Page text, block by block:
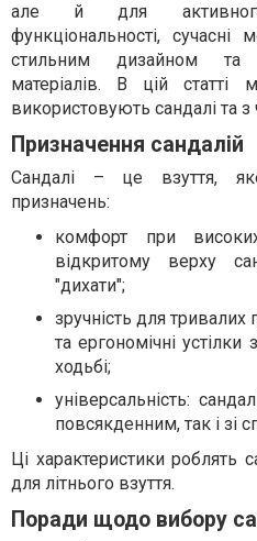
але й для
функціональності, сучасні
стильним дизайном та
матеріалів. В цій
використовують сандалі та
Призначення сандалій
Сандалі – це взуття,
призначень:
комфорт при
відкритому верху
"дихати";
зручність для
та ергономічні
ходьбі;
універсальність:
повсякденним, так і зі
Ці характеристики роблять
для літнього взуття.
Поради щодо вибору